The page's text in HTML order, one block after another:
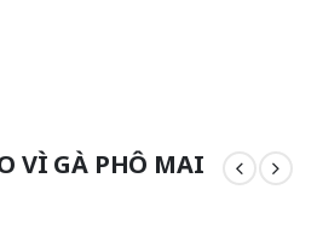
VÌ GÀ PHÔ MAI